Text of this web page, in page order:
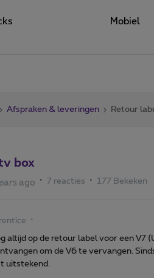
Mobiel
Afspraken & leveringen Retour
box
ago 7 reacties 177 Bekeken
altijd op de retour label voor een
om de V6 te vervangen.
uitstekend.